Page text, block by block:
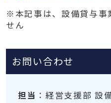
※本記事は、設備貸与事
せん
お問い合わせ
担当 ：経営支援部 設